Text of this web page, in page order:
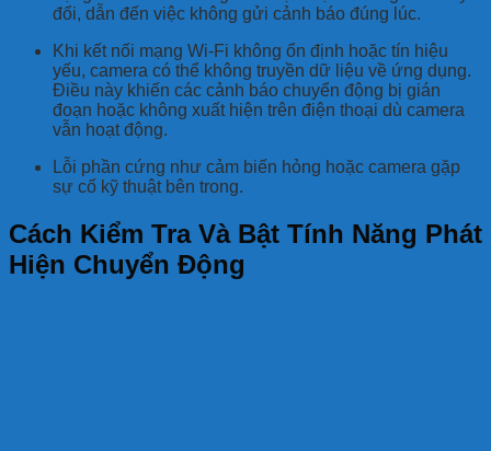
đổi, dẫn đến việc không gửi cảnh báo đúng lúc.
Khi kết nối mạng Wi-Fi không ổn định hoặc tín hiệu
yếu, camera có thể không truyền dữ liệu về ứng dụng.
Điều này khiến các cảnh báo chuyển động bị gián
đoạn hoặc không xuất hiện trên điện thoại dù camera
vẫn hoạt động.
Lỗi phần cứng như cảm biến hỏng hoặc camera gặp
sự cố kỹ thuật bên trong.
Cách Kiểm Tra Và Bật Tính Năng Phát
Hiện Chuyển Động